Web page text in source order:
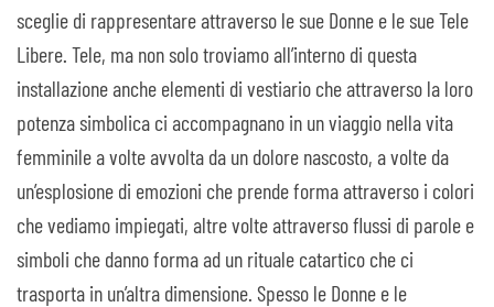
sceglie di rappresentare attraverso le sue Donne e le sue Tele
Libere. Tele, ma non solo troviamo all’interno di questa
installazione anche elementi di vestiario che attraverso la loro
potenza simbolica ci accompagnano in un viaggio nella vita
femminile a volte avvolta da un dolore nascosto, a volte da
un’esplosione di emozioni che prende forma attraverso i colori
che vediamo impiegati, altre volte attraverso flussi di parole e
simboli che danno forma ad un rituale catartico che ci
trasporta in un’altra dimensione. Spesso le Donne e le